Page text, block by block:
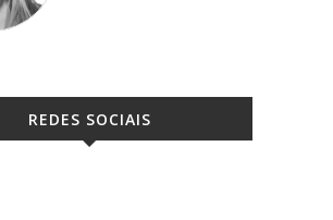
REDES SOCIAIS